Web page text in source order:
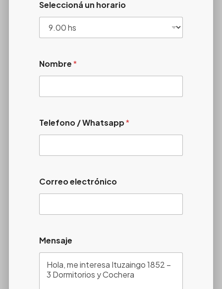
Seleccioná un horario
Nombre*
Telefono / Whatsapp*
Correo electrónico
Mensaje